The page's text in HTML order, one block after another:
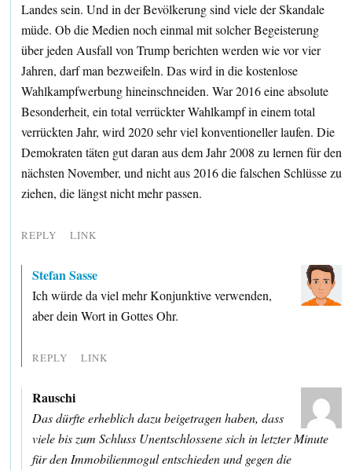
Landes sein. Und in der Bevölkerung sind viele der Skandale
müde. Ob die Medien noch einmal mit solcher Begeisterung
über jeden Ausfall von Trump berichten werden wie vor vier
Jahren, darf man bezweifeln. Das wird in die kostenlose
Wahlkampfwerbung hineinschneiden. War 2016 eine absolute
Besonderheit, ein total verrückter Wahlkampf in einem total
verrückten Jahr, wird 2020 sehr viel konventioneller laufen. Die
Demokraten täten gut daran aus dem Jahr 2008 zu lernen für den
nächsten November, und nicht aus 2016 die falschen Schlüsse zu
ziehen, die längst nicht mehr passen.
REPLY LINK
Stefan Sasse
Ich würde da viel mehr Konjunktive verwenden,
aber dein Wort in Gottes Ohr.
REPLY LINK
Rauschi
Das dürfte erheblich dazu beigetragen haben, dass
viele bis zum Schluss Unentschlossene sich in letzter Minute
für den Immobilienmogul entschieden und gegen die